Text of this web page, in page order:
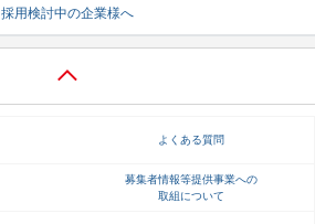
採用検討中の企業様へ
よくある質問
募集者情報等提供事業への
取組について